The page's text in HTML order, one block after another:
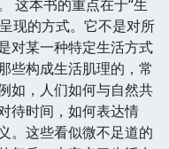
这本书的重点在于“生
现的方式。它不是对所
对某一种特定生活方式
些构成生活肌理的，常
如，人们如何与自然共
待时间，如何表达情
。这些看似微不足道的